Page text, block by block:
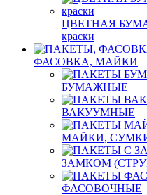
ЦВЕТНАЯ
краски
ФАСОВКА, МАЙКИ
БУМАЖНЫЕ
ВАКУУМНЫЕ
МАЙКИ,
ЗАМКОМ
ФАСОВОЧНЫЕ